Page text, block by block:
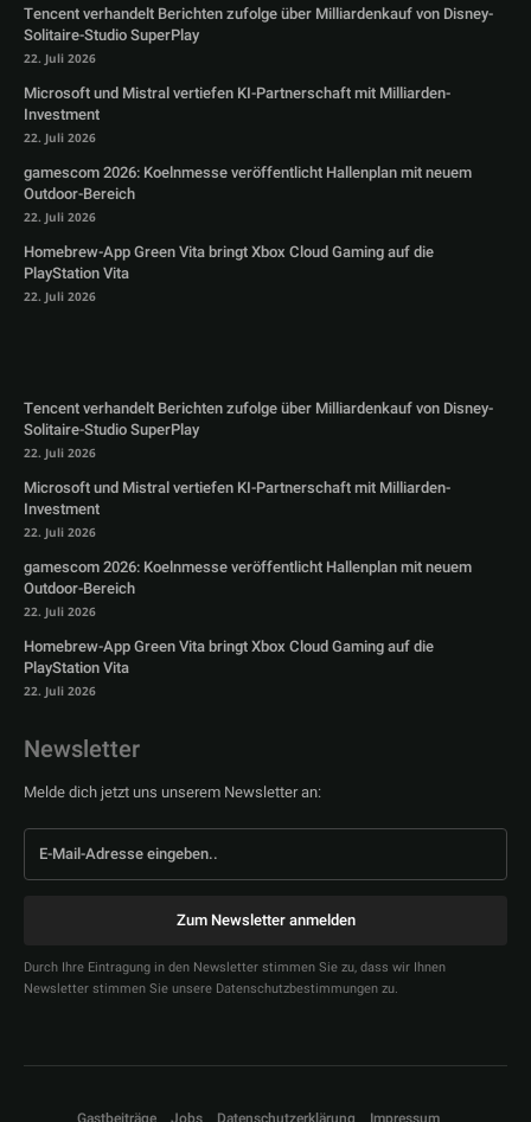
Tencent verhandelt Berichten zufolge über Milliardenkauf von Disney-
Solitaire-Studio SuperPlay
22. Juli 2026
Microsoft und Mistral vertiefen KI-Partnerschaft mit Milliarden-
Investment
22. Juli 2026
gamescom 2026: Koelnmesse veröffentlicht Hallenplan mit neuem
Outdoor-Bereich
22. Juli 2026
Homebrew-App Green Vita bringt Xbox Cloud Gaming auf die
PlayStation Vita
22. Juli 2026
Tencent verhandelt Berichten zufolge über Milliardenkauf von Disney-
Solitaire-Studio SuperPlay
22. Juli 2026
Microsoft und Mistral vertiefen KI-Partnerschaft mit Milliarden-
Investment
22. Juli 2026
gamescom 2026: Koelnmesse veröffentlicht Hallenplan mit neuem
Outdoor-Bereich
22. Juli 2026
Homebrew-App Green Vita bringt Xbox Cloud Gaming auf die
PlayStation Vita
22. Juli 2026
Newsletter
Melde dich jetzt uns unserem Newsletter an:
Zum Newsletter anmelden
Durch Ihre Eintragung in den Newsletter stimmen Sie zu, dass wir Ihnen
Newsletter stimmen Sie unsere Datenschutzbestimmungen zu.